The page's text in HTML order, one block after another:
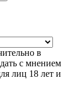
в
с мнением
лиц 18 лет и